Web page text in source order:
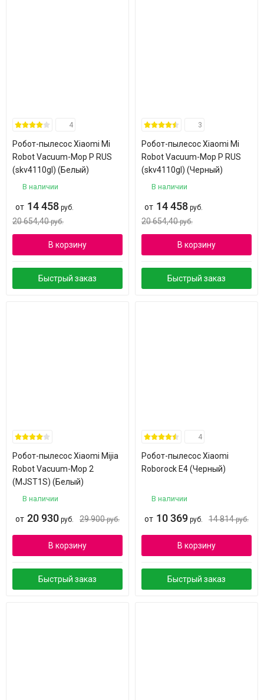
4
Робот-пылесос Xiaomi Mi
Robot Vacuum-Mop P RUS
(skv4110gl) (Белый)
В наличии
от 14 458 руб.
20 654,40 руб.
В корзину
Быстрый заказ
3
Робот-пылесос Xiaomi Mi
Robot Vacuum-Mop P RUS
(skv4110gl) (Черный)
В наличии
от 14 458 руб.
20 654,40 руб.
В корзину
Быстрый заказ
Робот-пылесос Xiaomi Mijia
Robot Vacuum-Mop 2
(MJST1S) (Белый)
В наличии
от 20 930 руб. 29 900 руб.
В корзину
Быстрый заказ
4
Робот-пылесос Xiaomi
Roborock E4 (Черный)
В наличии
от 10 369 руб. 14 814 руб.
В корзину
Быстрый заказ